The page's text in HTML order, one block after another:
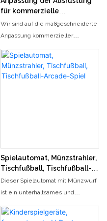
für kommerzielle
Vergnügungsparks, Indoor-
PVC-Softspielgeräte,
Vergnügungspark,
Einkaufszentrum, Hüpfburg
Wir sind auf die maßgeschneiderte
Anpassung kommerzieller
spezialisiert, einschließlich PVC-
Softplaygeräten für den
endlosen Spaß
Spielautomat, Münzstrahler,
Tischfußball, Tischfußball-
Arcade-Spiel
Dieser Spielautomat mit Münzwurf
ist ein unterhaltsames und
einem Fußballtisch, an dem die